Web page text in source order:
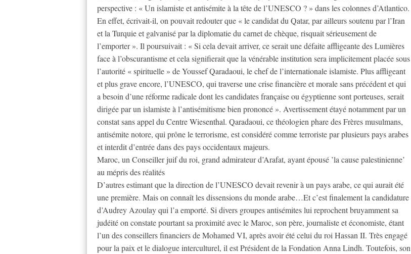
perspective : « Un islamiste et antisémite à la tête de l’UNESCO ? » dans les colonnes d’Atlantico.
En effet, écrivait-il, on pouvait redouter que « le candidat du Qatar, par ailleurs soutenu par l’Iran
et la Turquie et galvanisé par la diplomatie du carnet de chèque, risquait sérieusement de
l’emporter ». Il poursuivait : « Si cela devait arriver, ce serait une défaite affligeante des Lumières
face à l’obscurantisme et cela signifierait que la vénérable institution sera implicitement placée sous
l’autorité « spirituelle » de Youssef Qaradaoui, le chef de l’internationale islamiste. Plus affligeant
et plus grave encore, l’UNESCO, qui traverse une crise financière et morale sans précédent et qui
a besoin d’une réforme radicale dont les candidates française ou égyptienne sont porteuses, serait
dirigée par un islamiste à l’antisémitisme bien prononcé ». Avertissement étayé notamment par un
constat sans appel du Centre Wiesenthal. Qaradaoui, ce théologien phare des Frères musulmans,
antisémite notore, qui prône le terrorisme, est considéré comme terroriste par plusieurs pays arabes
et interdit d’entrée dans des pays occidentaux majeurs.
Maroc, un Conseiller juif du roi, grand admirateur d’Arafat, ayant épousé ’la cause palestinienne’
au mépris des réalités
D’autres estimant que la direction de l’UNESCO devait revenir à un pays arabe, ce qui aurait été
une première. Mais on connaît les dissensions du monde arabe…Et c’est finalement la candidature
d’Audrey Azoulay qui l’a emporté. Si divers groupes antisémites lui reprochent bruyamment sa
judéité on constate pourtant sa proximité avec le Maroc, son père, journaliste et économiste, étant
l’un des conseillers financiers de Mohamed VI, après avoir été celui du roi Hassan II. Très engagé
pour la paix et le dialogue interculturel, il est Président de la Fondation Anna Lindh. Toutefois, son